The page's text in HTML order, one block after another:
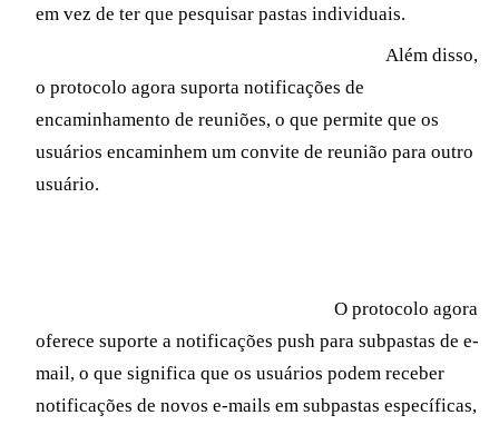
em vez de ter que pesquisar pastas individuais.
Além disso,
o protocolo agora suporta notificações de
encaminhamento de reuniões, o que permite que os
usuários encaminhem um convite de reunião para outro
usuário.
O protocolo agora
oferece suporte a notificações push para subpastas de e-
mail, o que significa que os usuários podem receber
notificações de novos e-mails em subpastas específicas,